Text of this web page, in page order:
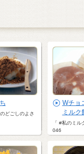
どごしのよさ
Wチョ
ミルク
「 #私のミ
046